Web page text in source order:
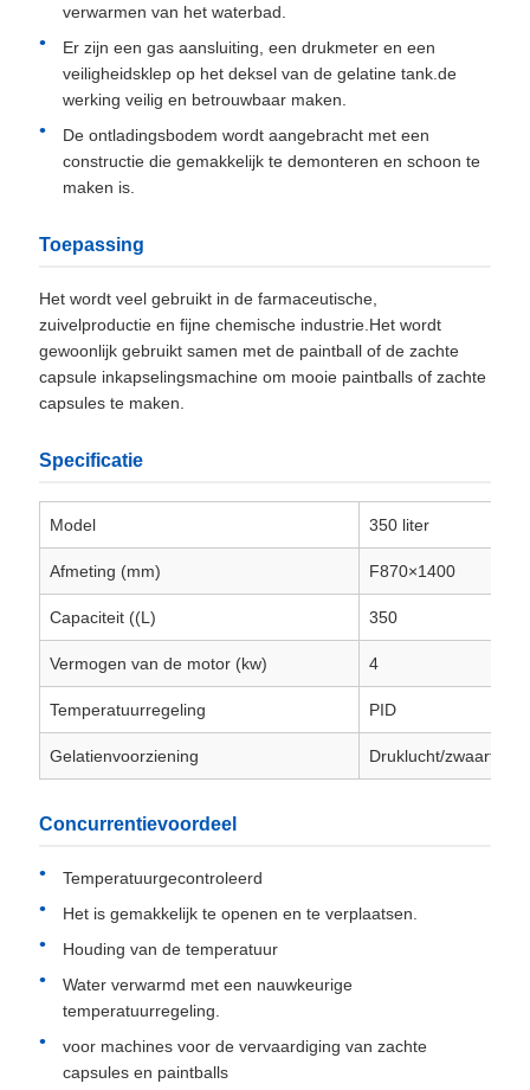
verwarmen van het waterbad.
Er zijn een gas aansluiting, een drukmeter en een
veiligheidsklep op het deksel van de gelatine tank.de
werking veilig en betrouwbaar maken.
De ontladingsbodem wordt aangebracht met een
constructie die gemakkelijk te demonteren en schoon te
maken is.
Toepassing
Het wordt veel gebruikt in de farmaceutische,
zuivelproductie en fijne chemische industrie.Het wordt
gewoonlijk gebruikt samen met de paintball of de zachte
capsule inkapselingsmachine om mooie paintballs of zachte
capsules te maken.
Specificatie
Model 350 liter
Afmeting (mm) F870×1400
Capaciteit ((L) 350
Vermogen van de motor (kw) 4
Temperatuurregeling PID
Gelatienvoorziening Druklucht/
Concurrentievoordeel
Temperatuurgecontroleerd
Het is gemakkelijk te openen en te verplaatsen.
Houding van de temperatuur
Water verwarmd met een nauwkeurige
temperatuurregeling.
voor machines voor de vervaardiging van zachte
capsules en paintballs